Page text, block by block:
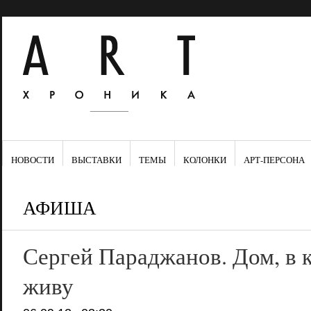
НОВОСТИ ВЫСТАВКИ ТЕМЫ КОЛОНКИ АРТ-ПЕРСОНА
АФИША
Сергей Параджанов. Дом, в
живу